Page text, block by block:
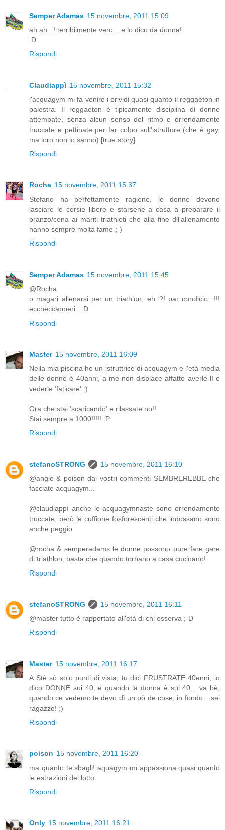
Semper Adamas 15 novembre, 2011 15:09
ah ah...! terribilmente vero... e lo dico da donna!
:D
Rispondi
Claudiappì 15 novembre, 2011 15:32
l'acquagym mi fa venire i brividi quasi quanto il reggaeton in
palestra. Il reggaeton è tipicamente disciplina di donne
attempate, senza alcun senso del ritmo e orrendamente
truccate e pettinate per far colpo sull'istruttore (che è gay,
ma loro non lo sanno) [true story]
Rispondi
Rocha 15 novembre, 2011 15:37
Stefano ha perfettamente ragione, le donne devono
lasciare le corsie libere e starsene a casa a preparare il
pranzo/cena ai mariti triathleti che alla fine dll'allenamento
hanno sempre molta fame ;-)
Rispondi
Semper Adamas 15 novembre, 2011 15:45
@Rocha
o magari allenarsi per un triathlon, eh..?! par condicio...!!!
eccheccapperi.. :D
Rispondi
Master 15 novembre, 2011 16:09
Nella mia piscina ho un istruttrice di acquagym e l'età media
delle donne è 40anni, a me non dispiace affatto averle lì e
vederle 'faticare' :)
Ora che stai 'scaricando' e rilassate no!!
Stai sempre a 1000!!!!! :P
Rispondi
stefanoSTRONG
15 novembre, 2011 16:10
@angie & poison dai vostri commenti SEMBREREBBE che
facciate acquagym...
@claudiappì anche le acquagymnaste sono orrendamente
truccate, però le cuffione fosforescenti che indossano sono
anche peggio
@rocha & semperadams le donne possono pure fare gare
di triathlon, basta che quando tornano a casa cucinano!
Rispondi
stefanoSTRONG
15 novembre, 2011 16:11
@master tutto è rapportato all'età di chi osserva ;-D
Rispondi
Master 15 novembre, 2011 16:17
A Stè sò solo punti di vista, tu dici FRUSTRATE 40enni, io
dico DONNE sui 40, e quando la donna è sui 40... va bè,
quando ce vedemo te devo dì un pò de cose, in fondo ...sei
ragazzo! ;)
Rispondi
poison 15 novembre, 2011 16:20
ma quanto te sbagli! aquagym mi appassiona quasi quanto
le estrazioni del lotto.
Rispondi
Only 15 novembre, 2011 16:21